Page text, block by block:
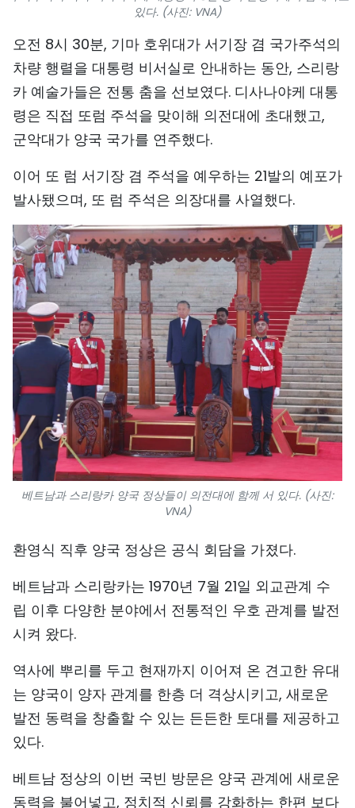
회사 소개
TIẾNG VIỆT
中文
FRANÇAIS
РУССКИЙ
ESPAÑOL
있다. (사진: VNA)
오전 8시 30분, 기마 호위대가 서기장 겸 국가주석의
차량 행렬을 대통령 비서실로 안내하는 동안, 스리랑
카 예술가들은 전통 춤을 선보였다. 디사나야케 대통
령은 직접 또럼 주석을 맞이해 의전대에 초대했고,
군악대가 양국 국가를 연주했다.
이어 또 럼 서기장 겸 주석을 예우하는 21발의 예포가
발사됐으며, 또 럼 주석은 의장대를 사열했다.
베트남과 스리랑카 양국 정상들이 의전대에 함께 서 있다. (사진:
VNA)
환영식 직후 양국 정상은 공식 회담을 가졌다.
베트남과 스리랑카는 1970년 7월 21일 외교관계 수
립 이후 다양한 분야에서 전통적인 우호 관계를 발전
시켜 왔다.
역사에 뿌리를 두고 현재까지 이어져 온 견고한 유대
는 양국이 양자 관계를 한층 더 격상시키고, 새로운
발전 동력을 창출할 수 있는 든든한 토대를 제공하고
있다.
베트남 정상의 이번 국빈 방문은 양국 관계에 새로운
동력을 불어넣고, 정치적 신뢰를 강화하는 한편 보다